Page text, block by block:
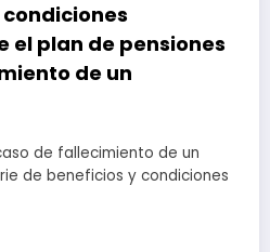
el plan de pensiones
de un
de fallecimiento de un
de beneficios y condiciones